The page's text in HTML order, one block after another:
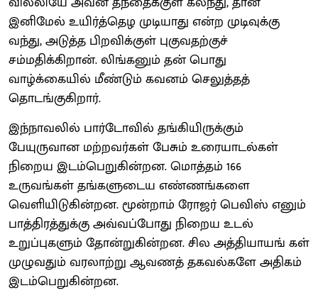
இனிமேல் உயிர்த்தெழ முடியாது என்ற முடிவுக்கு
வந்து, அடுத்த பிறவிக்குள் புகுவதற்குச்
சம்மதிக்கிறான். லிங்கனும் தன் பொது
வாழ்க்கையில் மீண்டும் கவனம் செலுத்தத்
தொடங்குகிறார்.
இந்நாவலில் பார்டோவில் தங்கியிருக்கும்
பேயுருவான மற்றவர்கள் பேசும் உரையாடல்கள்
நிறைய இடம்பெறுகின்றன. மொத்தம் 166
உருவங்கள் தங்களுடைய எண்ணங்களை
வெளியிடுகின்றன. மூன்றாம் ரோஜர் பெவிஸ் எனும்
பாத்திரத்துக்கு அவ்வப்போது நிறைய உடல்
உறுப்புகளும் தோன்றுகின்றன. சில அத்தியாயங் கள்
முழுவதும் வரலாற்று ஆவணத் தகவல்களே அதிகம்
இடம்பெறுகின்றன.